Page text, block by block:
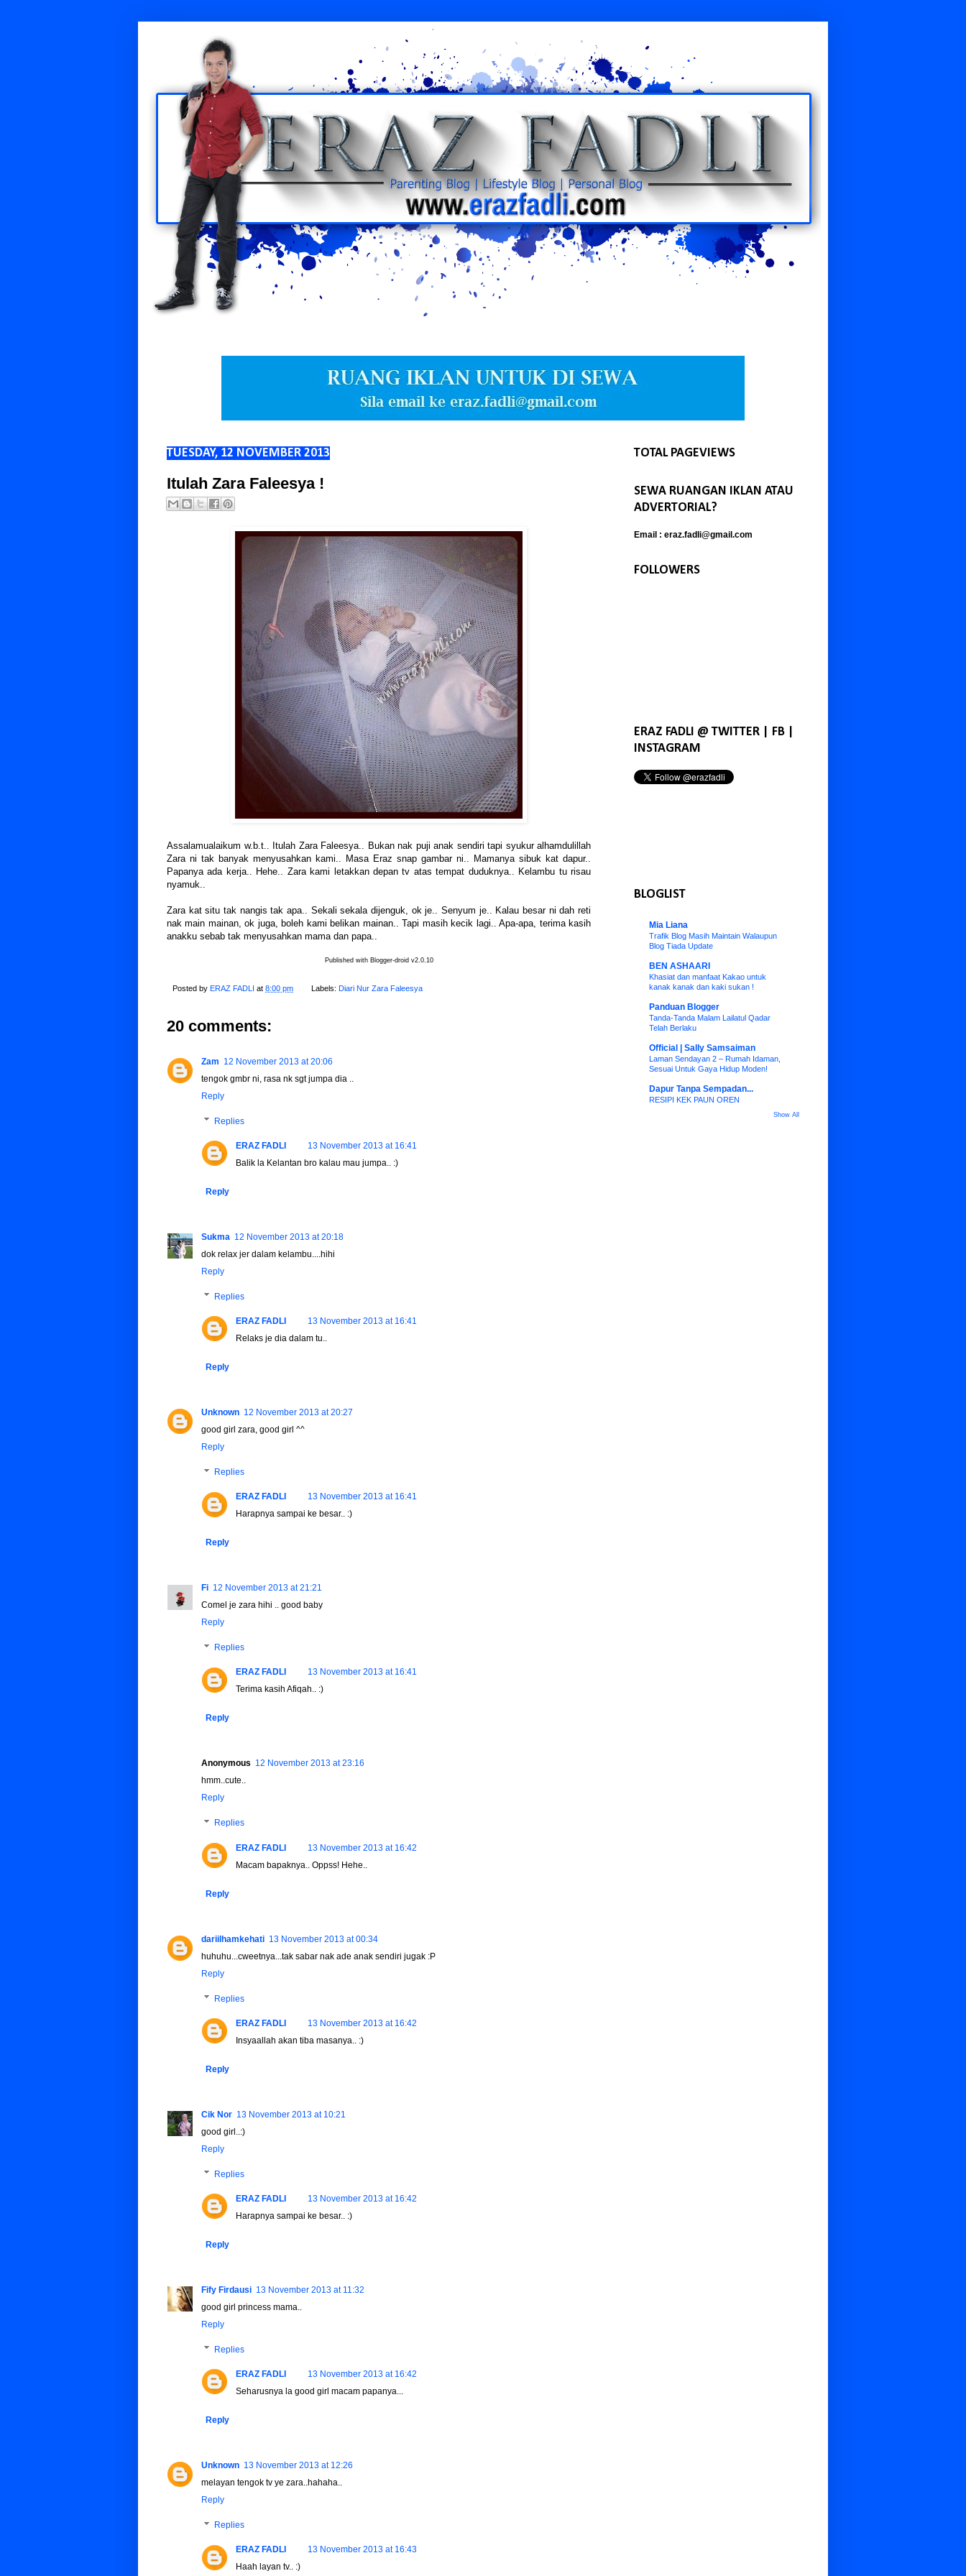
TUESDAY, 12 NOVEMBER 2013
Itulah Zara Faleesya !
Assalamualaikum w.b.t.. Itulah Zara Faleesya.. Bukan nak puji anak sendiri tapi syukur alhamdulillah
Zara ni tak banyak menyusahkan kami.. Masa Eraz snap gambar ni.. Mamanya sibuk kat dapur..
Papanya ada kerja.. Hehe.. Zara kami letakkan depan tv atas tempat duduknya.. Kelambu tu risau
nyamuk..
Zara kat situ tak nangis tak apa.. Sekali sekala dijenguk, ok je.. Senyum je.. Kalau besar ni dah reti
nak main mainan, ok juga, boleh kami belikan mainan.. Tapi masih kecik lagi.. Apa-apa, terima kasih
anakku sebab tak menyusahkan mama dan papa..
Published with Blogger-droid v2.0.10
Posted by ERAZ FADLI at 8:00 pm Labels: Diari Nur Zara Faleesya
20 comments:
Zam 12 November 2013 at 20:06
tengok gmbr ni, rasa nk sgt jumpa dia ..
Reply
Replies
ERAZ FADLI
13 November 2013 at 16:41
Balik la Kelantan bro kalau mau jumpa.. :)
Reply
Sukma 12 November 2013 at 20:18
dok relax jer dalam kelambu....hihi
Reply
Replies
ERAZ FADLI
13 November 2013 at 16:41
Relaks je dia dalam tu..
Reply
Unknown 12 November 2013 at 20:27
good girl zara, good girl ^^
Reply
Replies
ERAZ FADLI
13 November 2013 at 16:41
Harapnya sampai ke besar.. :)
Reply
Fi 12 November 2013 at 21:21
Comel je zara hihi .. good baby
Reply
Replies
ERAZ FADLI
13 November 2013 at 16:41
Terima kasih Afiqah.. :)
Reply
Anonymous 12 November 2013 at 23:16
hmm..cute..
Reply
Replies
ERAZ FADLI
13 November 2013 at 16:42
Macam bapaknya.. Oppss! Hehe..
Reply
dariilhamkehati 13 November 2013 at 00:34
huhuhu...cweetnya...tak sabar nak ade anak sendiri jugak :P
Reply
Replies
ERAZ FADLI
13 November 2013 at 16:42
Insyaallah akan tiba masanya.. :)
Reply
Cik Nor 13 November 2013 at 10:21
good girl..:)
Reply
Replies
ERAZ FADLI
13 November 2013 at 16:42
Harapnya sampai ke besar.. :)
Reply
Fify Firdausi 13 November 2013 at 11:32
good girl princess mama..
Reply
Replies
ERAZ FADLI
13 November 2013 at 16:42
Seharusnya la good girl macam papanya...
Reply
Unknown 13 November 2013 at 12:26
melayan tengok tv ye zara..hahaha..
Reply
Replies
ERAZ FADLI
13 November 2013 at 16:43
Haah layan tv.. :)
TOTAL PAGEVIEWS
SEWA RUANGAN IKLAN ATAU
ADVERTORIAL?
Email : eraz.fadli@gmail.com
FOLLOWERS
ERAZ FADLI @ TWITTER | FB |
INSTAGRAM
BLOGLIST
Mia Liana
Trafik Blog Masih Maintain Walaupun
Blog Tiada Update
BEN ASHAARI
Khasiat dan manfaat Kakao untuk
kanak kanak dan kaki sukan !
Panduan Blogger
Tanda-Tanda Malam Lailatul Qadar
Telah Berlaku
Official | Sally Samsaiman
Laman Sendayan 2 – Rumah Idaman,
Sesuai Untuk Gaya Hidup Moden!
Dapur Tanpa Sempadan...
RESIPI KEK PAUN OREN
Show All